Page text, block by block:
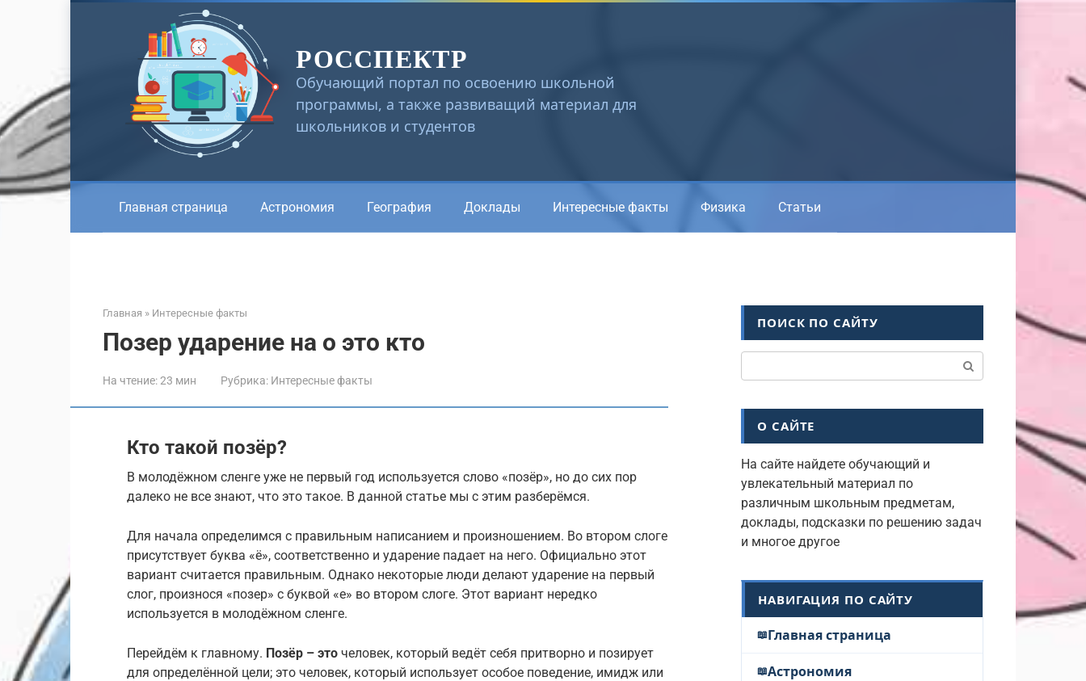
РОССПЕКТР
Обучающий портал по освоению школьной
программы, а также развиващий материал для
школьников и студентов
Главная страница Астрономия География Доклады Интересные факты Физика Статьи
Главная » Интересные факты
Позер ударение на о это кто
На чтение:23 мин Рубрика: Интересные факты
Кто такой позёр?
В молодёжном сленге уже не первый год используется слово «позёр», но до сих пор
далеко не все знают, что это такое. В данной статье мы с этим разберёмся.
Для начала определимся с правильным написанием и произношением. Во втором слоге
присутствует буква «ё», соответственно и ударение падает на него. Официально этот
вариант считается правильным. Однако некоторые люди делают ударение на первый
слог, произнося «позер» с буквой «е» во втором слоге. Этот вариант нередко
используется в молодёжном сленге.
Перейдём к главному. Позёр – это человек, который ведёт себя притворно и позирует
для определённой цели; это человек, который использует особое поведение, имидж или
ПОИСК ПО САЙТУ
О САЙТЕ
На сайте найдете обучающий и
увлекательный материал по
различным школьным предметам,
доклады, подсказки по решению задач
и многое другое
НАВИГАЦИЯ ПО САЙТУ
Главная страница
Астрономия